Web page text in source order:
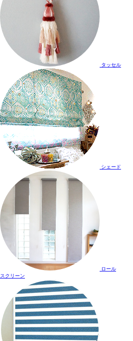
タッセル
シェード
ロール
スクリーン